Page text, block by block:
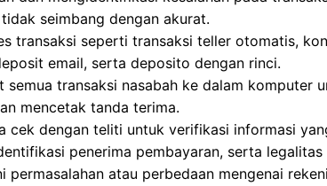
seimbang dengan akurat.
transaksi seperti transaksi teller otomatis,
email, serta deposito dengan rinci.
semua transaksi nasabah ke dalam komputer
mencetak tanda terima.
cek dengan teliti untuk verifikasi informasi
penerima pembayaran, serta legalitas
permasalahan atau perbedaan mengenai